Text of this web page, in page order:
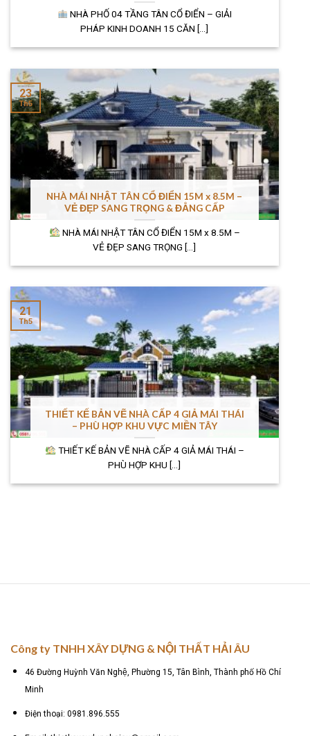
NHÀ PHỐ 04 TẦNG TÂN CỔ ĐIỂN – GIẢI
PHÁP KINH DOANH 15 CĂN [...]
NHÀ MÁI NHẬT TÂN CỔ ĐIỂN 15M x 8.5M –
VẺ ĐẸP SANG TRỌNG & ĐẲNG CẤP
NHÀ MÁI NHẬT TÂN CỔ ĐIỂN 15M x 8.5M –
VẺ ĐẸP SANG TRỌNG [...]
23
Th5
THIẾT KẾ BẢN VẼ NHÀ CẤP 4 GIẢ MÁI THÁI
– PHÙ HỢP KHU VỰC MIỀN TÂY
THIẾT KẾ BẢN VẼ NHÀ CẤP 4 GIẢ MÁI THÁI –
PHÙ HỢP KHU [...]
21
Th5
Công ty TNHH XÂY DỰNG & NỘI THẤT HẢI ÂU
46 Đường Huỳnh Văn Nghệ, Phường 15, Tân Bình, Thành phố Hồ Chí
Minh
Điện thoại: 0981.896.555